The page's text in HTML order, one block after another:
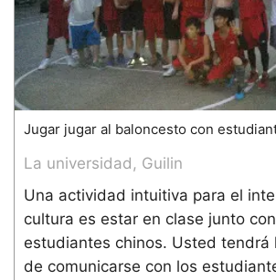
Jugar jugar al baloncesto con
La universidad, Guilin
Una actividad intuitiva para el
cultura es estar en clase junto
estudiantes chinos. Usted tendrá
de comunicarse con los